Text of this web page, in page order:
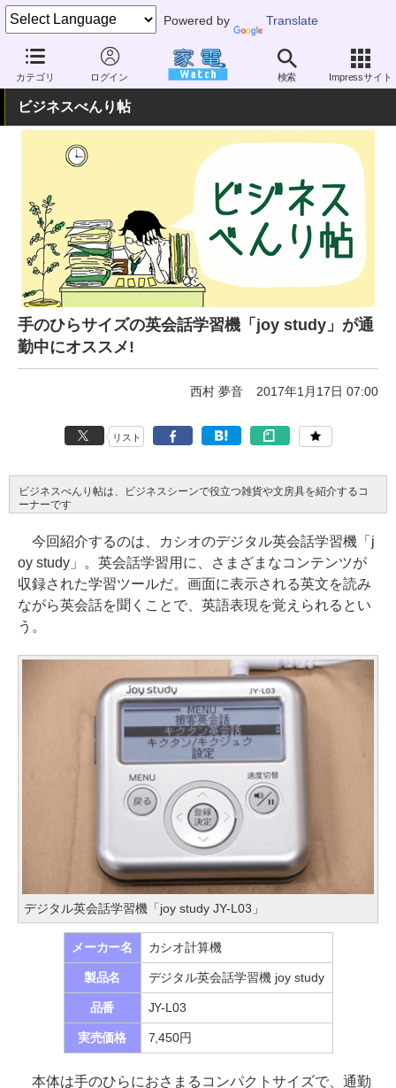
Powered by Translate
カテゴリ ログイン 検索 Impressサイト
家電 Watch その他・家電 時計・文具 文具
ビジネスべんり帖
手のひらサイズの英会話学習機「joy study」が通
勤中にオススメ!
西村 夢音 2017年1月17日 07:00
リスト
ビジネスべんり帖は、ビジネスシーンで役立つ雑貨や文房具を紹介するコ
ーナーです
今回紹介するのは、カシオのデジタル英会話学習機「j
oy study」。英会話学習用に、さまざまなコンテンツが
収録された学習ツールだ。画面に表示される英文を読み
ながら英会話を聞くことで、英語表現を覚えられるとい
う。
デジタル英会話学習機「joy study JY-L03」
メーカー名 カシオ計算機
製品名 デジタル英会話学習機 joy study
品番 JY-L03
実売価格 7,450円
本体は手のひらにおさまるコンパクトサイズで、通勤